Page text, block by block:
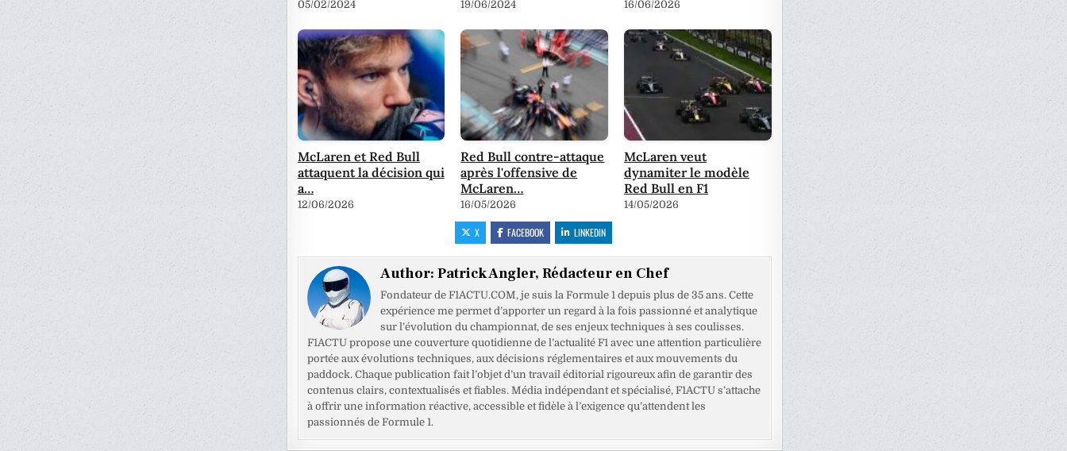
05/02/2024 19/06/2024 16/06/2026
McLaren et Red Bull
attaquent la décision qui
a…
12/06/2026
Red Bull contre-attaque
après l'offensive de
McLaren…
16/05/2026
McLaren veut
dynamiter le modèle
Red Bull en F1
14/05/2026
X FACEBOOK LINKEDIN
Author: Patrick Angler, Rédacteur en Chef
Fondateur de F1ACTU.COM, je suis la Formule 1 depuis plus de 35 ans. Cette
expérience me permet d’apporter un regard à la fois passionné et analytique
sur l’évolution du championnat, de ses enjeux techniques à ses coulisses.
F1ACTU propose une couverture quotidienne de l’actualité F1 avec une attention particulière
portée aux évolutions techniques, aux décisions réglementaires et aux mouvements du
paddock. Chaque publication fait l’objet d’un travail éditorial rigoureux afin de garantir des
contenus clairs, contextualisés et fiables. Média indépendant et spécialisé, F1ACTU s’attache
à offrir une information réactive, accessible et fidèle à l’exigence qu’attendent les
passionnés de Formule 1.